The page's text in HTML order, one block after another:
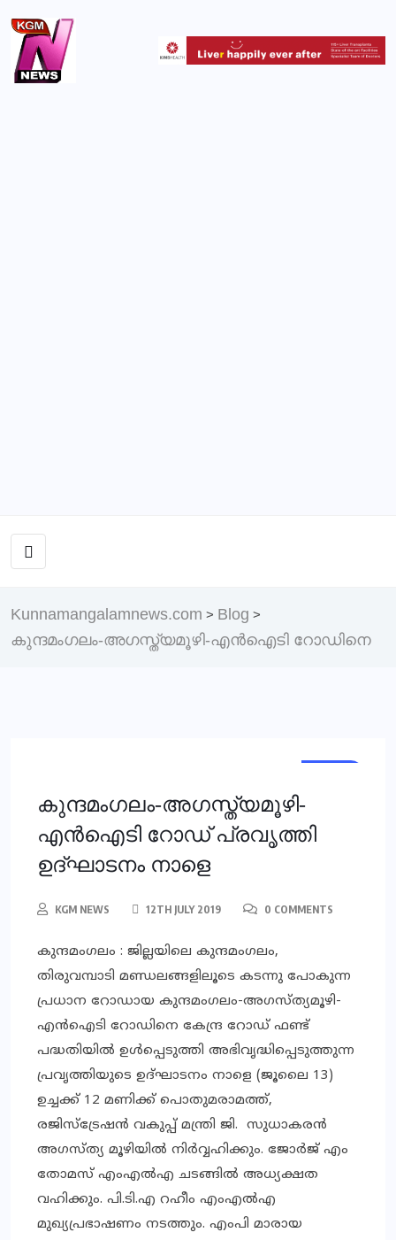
Kunnamangalamnews.com > Blog >
കുന്ദമംഗലം-അഗസ്ത്യമൂഴി-എന്‍ഐടി റോഡിനെ
കുന്ദമംഗലം-അഗസ്ത്യമൂഴി-
എന്‍ഐടി റോഡ് പ്രവൃത്തി
ഉദ്ഘാടനം നാളെ
KGM NEWS 12TH JULY 2019 0 COMMENTS
കുന്ദമംഗലം : ജില്ലയിലെ കുന്ദമംഗലം,
തിരുവമ്പാടി മണ്ഡലങ്ങളിലൂടെ കടന്നു പോകുന്ന
പ്രധാന റോഡായ കുന്ദമംഗലം-അഗസ്ത്യമൂഴി-
എന്‍ഐടി റോഡിനെ കേന്ദ്ര റോഡ് ഫണ്ട്
പദ്ധതിയില്‍ ഉള്‍പ്പെടുത്തി അഭിവൃദ്ധിപ്പെടുത്തുന്ന
പ്രവൃത്തിയുടെ ഉദ്ഘാടനം നാളെ (ജൂലൈ 13)
ഉച്ചക്ക് 12 മണിക്ക് പൊതുമരാമത്ത്,
രജിസ്‌ട്രേഷന്‍ വകുപ്പ് മന്ത്രി ജി. സുധാകരന്‍
അഗസ്ത്യ മൂഴിയില്‍ നിര്‍വ്വഹിക്കും. ജോര്‍ജ് എം
തോമസ് എംഎല്‍എ ചടങ്ങില്‍ അധ്യക്ഷത
വഹിക്കും. പി.ടി.എ റഹീം എംഎല്‍എ
മുഖ്യപ്രഭാഷണം നടത്തും. എംപി മാരായ